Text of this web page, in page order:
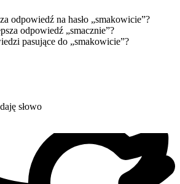
odpowiedź na hasło „smakowicie”?
odpowiedź „smacznie”?
pasujące do „smakowicie”?
słowo